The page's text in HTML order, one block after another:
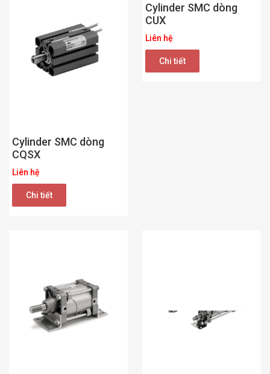
Cylinder SMC dòng
CQSX
Liên hệ
Chi tiết
Cylinder SMC dòng
CUX
Liên hệ
Chi tiết